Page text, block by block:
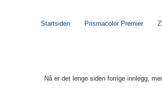
Startsiden Prismacolor Premier
Nå er det lenge siden forrige innlegg,